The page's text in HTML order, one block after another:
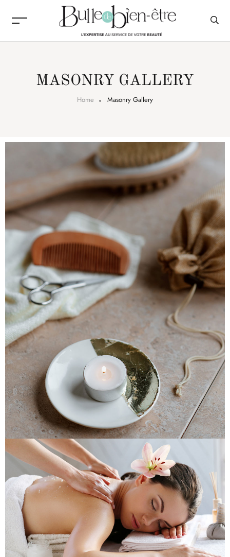
MASONRY GALLERY
Home Masonry Gallery